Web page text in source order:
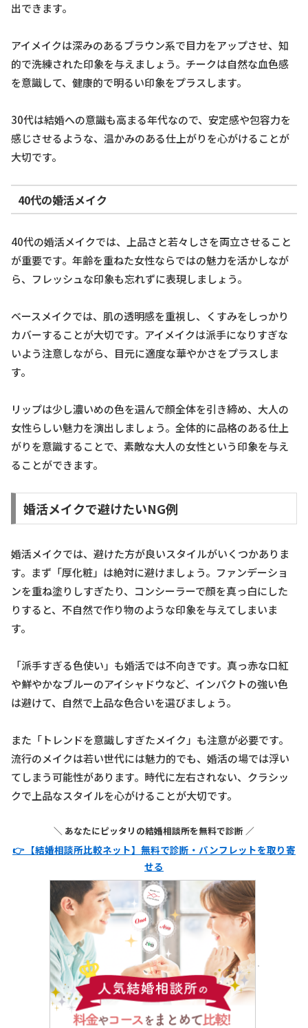
出できます。
アイメイクは深みのあるブラウン系で目力をアップさせ、知
的で洗練された印象を与えましょう。チークは自然な血色感
を意識して、健康的で明るい印象をプラスします。
30代は結婚への意識も高まる年代なので、安定感や包容力を
感じさせるような、温かみのある仕上がりを心がけることが
大切です。
40代の婚活メイク
40代の婚活メイクでは、上品さと若々しさを両立させること
が重要です。年齢を重ねた女性ならではの魅力を活かしなが
ら、フレッシュな印象も忘れずに表現しましょう。
ベースメイクでは、肌の透明感を重視し、くすみをしっかり
カバーすることが大切です。アイメイクは派手になりすぎな
いよう注意しながら、目元に適度な華やかさをプラスしま
す。
リップは少し濃いめの色を選んで顔全体を引き締め、大人の
女性らしい魅力を演出しましょう。全体的に品格のある仕上
がりを意識することで、素敵な大人の女性という印象を与え
ることができます。
婚活メイクで避けたいNG例
婚活メイクでは、避けた方が良いスタイルがいくつかありま
す。まず「厚化粧」は絶対に避けましょう。ファンデーショ
ンを重ね塗りしすぎたり、コンシーラーで顔を真っ白にした
りすると、不自然で作り物のような印象を与えてしまいま
す。
「派手すぎる色使い」も婚活では不向きです。真っ赤な口紅
や鮮やかなブルーのアイシャドウなど、インパクトの強い色
は避けて、自然で上品な色合いを選びましょう。
また「トレンドを意識しすぎたメイク」も注意が必要です。
流行のメイクは若い世代には魅力的でも、婚活の場では浮い
てしまう可能性があります。時代に左右されない、クラシッ
クで上品なスタイルを心がけることが大切です。
＼ あなたにピッタリの結婚相談所を無料で診断 ／
👉 【結婚相談所比較ネット】無料で診断・パンフレットを取り寄
せる